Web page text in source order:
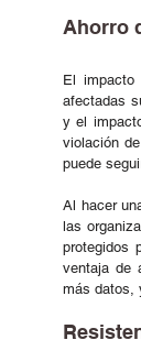
Ahorro
El impacto
afectadas
y el
violación
puede
Al hacer
las
protegidos
ventaja de
más datos,